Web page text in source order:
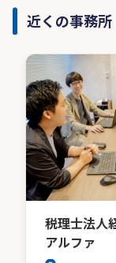
近くの事務所
税理士法人
アルファ